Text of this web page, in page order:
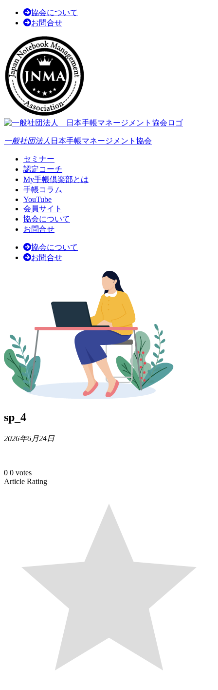
協会について
お問合せ
一般社団法人 日本手帳マネージメント協会
セミナー
認定コーチ
My手帳倶楽部とは
手帳コラム
YouTube
会員サイト
協会について
お問合せ
協会について
お問合せ
sp_4
2026年6月24日
0 0 votes
Article Rating